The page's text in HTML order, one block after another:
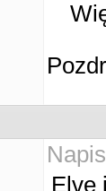
Elve